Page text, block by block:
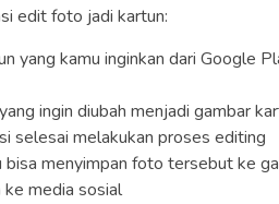
edit foto jadi kartun:
yang kamu inginkan dari Google
ingin diubah menjadi gambar
selesai melakukan proses editing
menyimpan foto tersebut ke
ke media sosial